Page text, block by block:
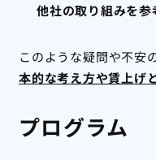
他社の取り組みを参
このような疑問や不安
本的な考え方や賃上げ
プログラム